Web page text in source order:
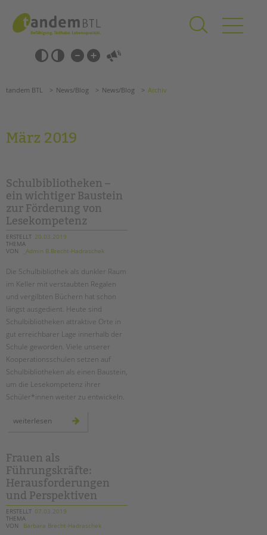
springen
Barrierefrei-
Einstellungen
überspringen
überspringen
Förderzentren
Kollegs
EFöB
Schulbezogene Sozialarbeit
Tagesgruppen
HILFEN ZUR ERZIEHUNG
EINGLIEDERUNGSHILFE
BETREUTES WOHNEN
TANDEM BTL AKADEMIE
Zertfikatskurse
Seminarkalender
Seminarräume
STADTTEILARBEIT
Bereiche im Überblick
Kinder- und Jugendschutz
Unsere Videos
Gesellschafter VdK
schoolcoach BTL
Suchen
tandem BTL News/Blog News/Blog Archiv
März 2019
Schulbibliotheken –
ein wichtiger Baustein
zur Förderung von
Lesekompetenz
ERSTELLT 20.03.2019
THEMA
VON
_Admin B.Brecht-Hadraschek
Die Schulbibliothek als dunkler Raum
im Keller mit verstaubten Regalen
und vergilbten Büchern hat schon
längst ausgedient. Heute sind
Schulbibliotheken attraktive Orte in
gut erreichbarer Lage innerhalb der
Schule geworden. Viele unserer
Kooperationsschulen setzen auf
Schulbibliotheken als einen Baustein,
um die Lesekompetenz ihrer
Schüler*innen weiter zu entwickeln.
weiterlesen schulbibliotheken
zur
förderung
von
lesekompetenz
Frauen als
Führungskräfte:
Herausforderungen
und Perspektiven
ERSTELLT 07.03.2019
THEMA
VON
Barbara Brecht-Hadraschek